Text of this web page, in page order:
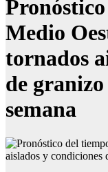
Medio
tornados
de
semana